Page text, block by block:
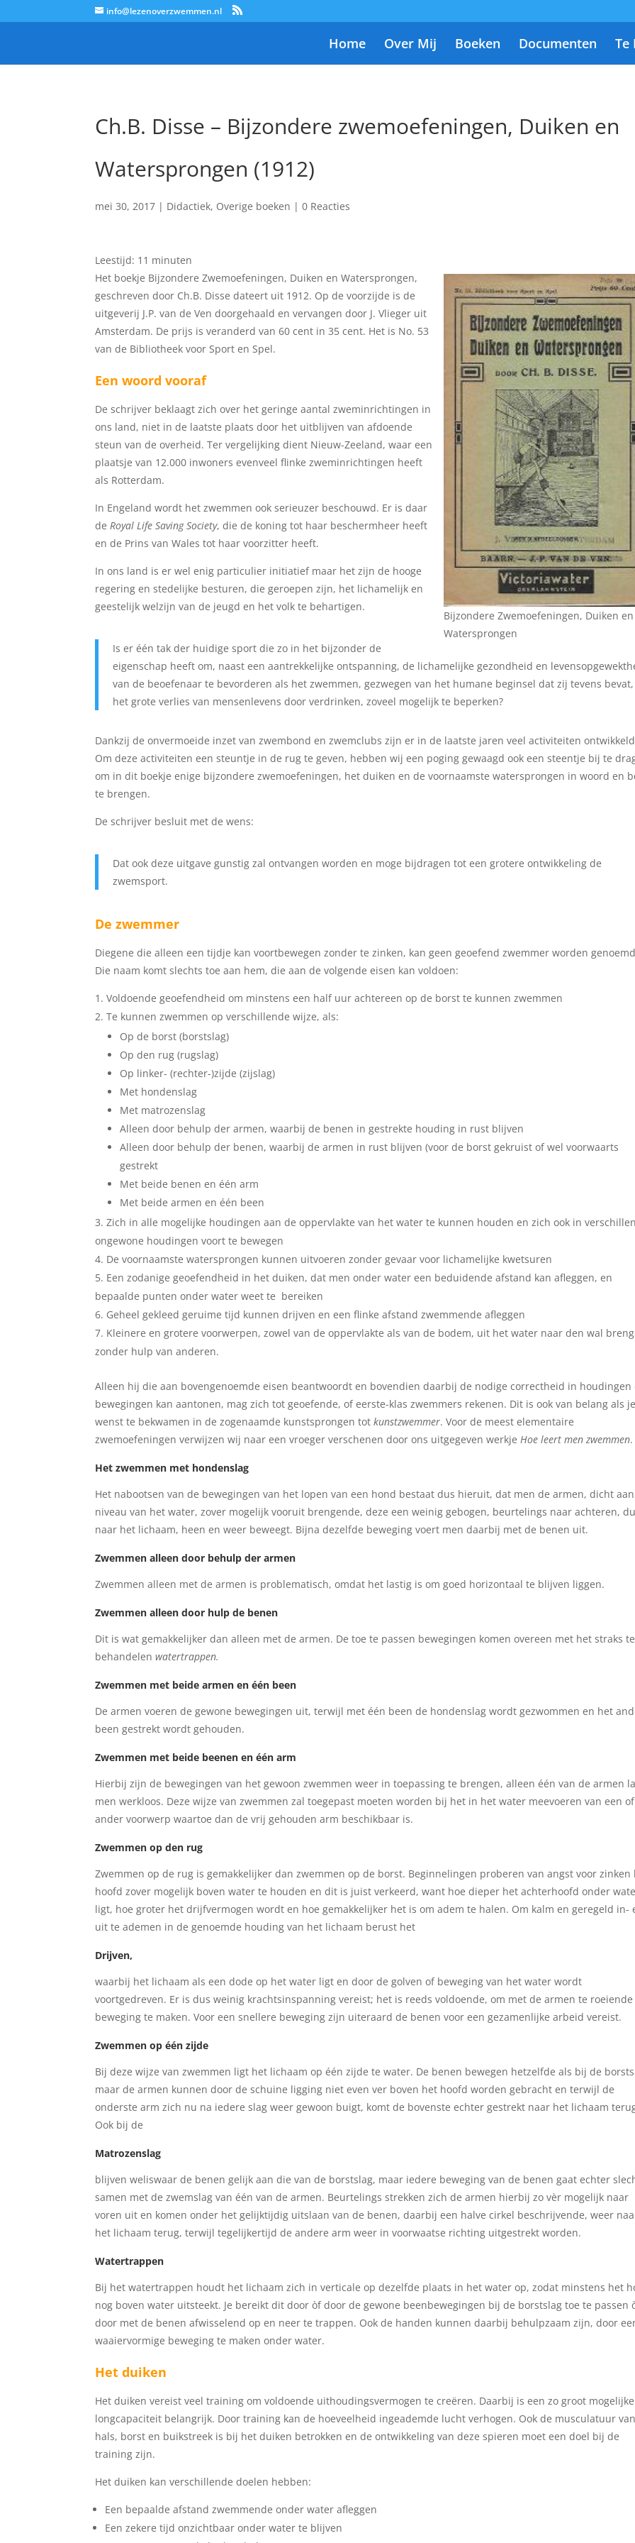
info@lezenoverzwemmen.nl
Home Over Mij Boeken Documenten Te
Ch.B. Disse – Bijzondere zwemoefeningen, Duiken en
Watersprongen (1912)
mei 30, 2017 | Didactiek, Overige boeken |0 Reacties
Leestijd: 11 minuten
Bijzondere Zwemoefeningen, Duiken en
Watersprongen
Het boekje Bijzondere Zwemoefeningen, Duiken en Watersprongen,
geschreven door Ch.B. Disse dateert uit 1912. Op de voorzijde is de
uitgeverij J.P. van de Ven doorgehaald en vervangen door J. Vlieger uit
Amsterdam. De prijs is veranderd van 60 cent in 35 cent. Het is No. 53
van de Bibliotheek voor Sport en Spel.
Een woord vooraf
De schrijver beklaagt zich over het geringe aantal zweminrichtingen in
ons land, niet in de laatste plaats door het uitblijven van afdoende
steun van de overheid. Ter vergelijking dient Nieuw-Zeeland, waar een
plaatsje van 12.000 inwoners evenveel flinke zweminrichtingen heeft
als Rotterdam.
In Engeland wordt het zwemmen ook serieuzer beschouwd. Er is daar
de Royal Life Saving Society, die de koning tot haar beschermheer heeft
en de Prins van Wales tot haar voorzitter heeft.
In ons land is er wel enig particulier initiatief maar het zijn de hooge
regering en stedelijke besturen, die geroepen zijn, het lichamelijk en
geestelijk welzijn van de jeugd en het volk te behartigen.
Is er één tak der huidige sport die zo in het bijzonder de
eigenschap heeft om, naast een aantrekkelijke ontspanning, de lichamelijke gezondheid en
van de beoefenaar te bevorderen als het zwemmen, gezwegen van het humane beginsel dat zij tevens
het grote verlies van mensenlevens door verdrinken, zoveel mogelijk te beperken?
Dankzij de onvermoeide inzet van zwembond en zwemclubs zijn er in de laatste jaren veel activiteiten
Om deze activiteiten een steuntje in de rug te geven, hebben wij een poging gewaagd ook een steentje bij te
om in dit boekje enige bijzondere zwemoefeningen, het duiken en de voornaamste watersprongen in woord en
te brengen.
De schrijver besluit met de wens:
Dat ook deze uitgave gunstig zal ontvangen worden en moge bijdragen tot een grotere ontwikkeling de
zwemsport.
De zwemmer
Diegene die alleen een tijdje kan voortbewegen zonder te zinken, kan geen geoefend zwemmer worden
Die naam komt slechts toe aan hem, die aan de volgende eisen kan voldoen:
Voldoende geoefendheid om minstens een half uur achtereen op de borst te kunnen zwemmen
Te kunnen zwemmen op verschillende wijze, als:
Op de borst (borstslag)
Op den rug (rugslag)
Op linker- (rechter-)zijde (zijslag)
Met hondenslag
Met matrozenslag
Alleen door behulp der armen, waarbij de benen in gestrekte houding in rust blijven
Alleen door behulp der benen, waarbij de armen in rust blijven (voor de borst gekruist of wel voorwaarts
gestrekt
Met beide benen en één arm
Met beide armen en één been
Zich in alle mogelijke houdingen aan de oppervlakte van het water te kunnen houden en zich ook in
ongewone houdingen voort te bewegen
De voornaamste watersprongen kunnen uitvoeren zonder gevaar voor lichamelijke kwetsuren
Een zodanige geoefendheid in het duiken, dat men onder water een beduidende afstand kan afleggen, en
bepaalde punten onder water weet te bereiken
Geheel gekleed geruime tijd kunnen drijven en een flinke afstand zwemmende afleggen
Kleinere en grotere voorwerpen, zowel van de oppervlakte als van de bodem, uit het water naar den wal
zonder hulp van anderen.
Alleen hij die aan bovengenoemde eisen beantwoordt en bovendien daarbij de nodige correctheid in houdingen
bewegingen kan aantonen, mag zich tot geoefende, of eerste-klas zwemmers rekenen. Dit is ook van belang als
wenst te bekwamen in de zogenaamde kunstsprongen totkunstzwemmer. Voor de meest elementaire
zwemoefeningen verwijzen wij naar een vroeger verschenen door ons uitgegeven werkjeHoe leert men zwemmen.
Het zwemmen met hondenslag
Het nabootsen van de bewegingen van het lopen van een hond bestaat dus hieruit, dat men de armen, dicht
niveau van het water, zover mogelijk vooruit brengende, deze een weinig gebogen, beurtelings naar achteren,
naar het lichaam, heen en weer beweegt. Bijna dezelfde beweging voert men daarbij met de benen uit.
Zwemmen alleen door behulp der armen
Zwemmen alleen met de armen is problematisch, omdat het lastig is om goed horizontaal te blijven liggen.
Zwemmen alleen door hulp de benen
Dit is wat gemakkelijker dan alleen met de armen. De toe te passen bewegingen komen overeen met het straks te
behandelenwatertrappen.
Zwemmen met beide armen en één been
De armen voeren de gewone bewegingen uit, terwijl met één been de hondenslag wordt gezwommen en het
been gestrekt wordt gehouden.
Zwemmen met beide beenen en één arm
Hierbij zijn de bewegingen van het gewoon zwemmen weer in toepassing te brengen, alleen één van de armen
men werkloos. Deze wijze van zwemmen zal toegepast moeten worden bij het in het water meevoeren van een of
ander voorwerp waartoe dan de vrij gehouden arm beschikbaar is.
Zwemmen op den rug
Zwemmen op de rug is gemakkelijker dan zwemmen op de borst. Beginnelingen proberen van angst voor zinken
hoofd zover mogelijk boven water te houden en dit is juist verkeerd, want hoe dieper het achterhoofd onder
ligt, hoe groter het drijfvermogen wordt en hoe gemakkelijker het is om adem te halen. Om kalm en geregeld in-
uit te ademen in de genoemde houding van het lichaam berust het
Drijven,
waarbij het lichaam als een dode op het water ligt en door de golven of beweging van het water wordt
voortgedreven. Er is dus weinig krachtsinspanning vereist; het is reeds voldoende, om met de armen te roeiende
beweging te maken. Voor een snellere beweging zijn uiteraard de benen voor een gezamenlijke arbeid vereist.
Zwemmen op één zijde
Bij deze wijze van zwemmen ligt het lichaam op één zijde te water. De benen bewegen hetzelfde als bij de
maar de armen kunnen door de schuine ligging niet even ver boven het hoofd worden gebracht en terwijl de
onderste arm zich nu na iedere slag weer gewoon buigt, komt de bovenste echter gestrekt naar het lichaam
Ook bij de
Matrozenslag
blijven weliswaar de benen gelijk aan die van de borstslag, maar iedere beweging van de benen gaat echter
samen met de zwemslag van één van de armen. Beurtelings strekken zich de armen hierbij zo vèr mogelijk naar
voren uit en komen onder het gelijktijdig uitslaan van de benen, daarbij een halve cirkel beschrijvende, weer
het lichaam terug, terwijl tegelijkertijd de andere arm weer in voorwaatse richting uitgestrekt worden.
Watertrappen
Bij het watertrappen houdt het lichaam zich in verticale op dezelfde plaats in het water op, zodat minstens het
nog boven water uitsteekt. Je bereikt dit door òf door de gewone beenbewegingen bij de borstslag toe te passen
door met de benen afwisselend op en neer te trappen. Ook de handen kunnen daarbij behulpzaam zijn, door
waaiervormige beweging te maken onder water.
Het duiken
Het duiken vereist veel training om voldoende uithoudingsvermogen te creëren. Daarbij is een zo groot mogelijke
longcapaciteit belangrijk. Door training kan de hoeveelheid ingeademde lucht verhogen. Ook de musculatuur
hals, borst en buikstreek is bij het duiken betrokken en de ontwikkeling van deze spieren moet een doel bij de
training zijn.
Het duiken kan verschillende doelen hebben:
Een bepaalde afstand zwemmende onder water afleggen
Een zekere tijd onzichtbaar onder water te blijven